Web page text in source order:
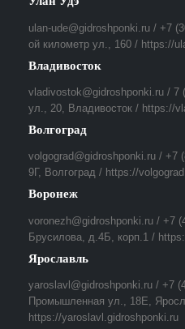
ulan-ude@gidroshponki.ru / +7
ой километр ул., 160 / https://
Владивосток
vladivostok@gidroshponki.ru / 7
ул., 20, Владивосток / https://
Волгоград
volgograd@gidroshponki.ru / +7
9Г, Волгоград / https://
Воронеж
voronezh@gidroshponki.ru / +7
Брусилова, д.4Б, корп.1 /
Ярославль
yaroslavl@gidroshponki.ru / +7
Промышленная ул., 18Е,
https://yaroslavl.gidroshponki.ru